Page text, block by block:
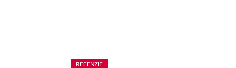
RECENZIE